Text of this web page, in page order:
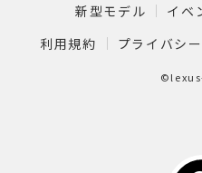
新型モデル
イベ
利用規約
プライバシ